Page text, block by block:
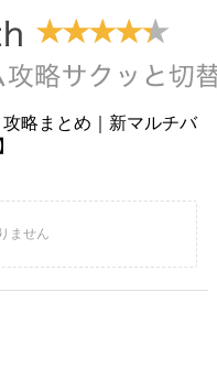
略まとめ｜新マルチバ